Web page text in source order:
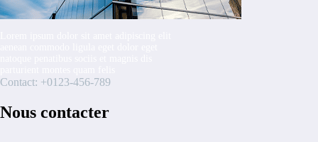
Contact: +0123-456-789
Nous contacter